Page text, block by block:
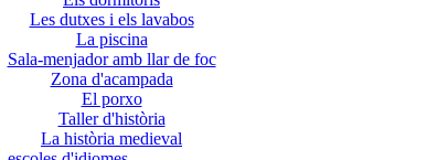
Les dutxes i els lavabos
La piscina
Sala-menjador amb llar de foc
Zona d'acampada
El porxo
Taller d'història
La història medieval